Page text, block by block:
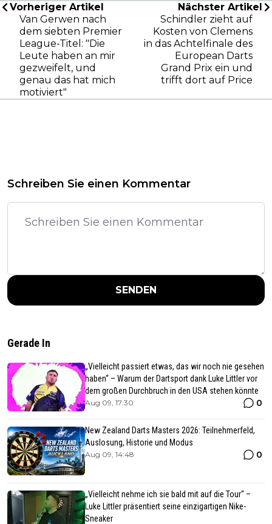
Vorheriger Artikel
Van Gerwen nach
dem siebten Premier
League-Titel: "Die
Leute haben an mir
gezweifelt, und
genau das hat mich
motiviert"
Nächster Artikel
Schindler zieht auf
Kosten von Clemens
in das Achtelfinale des
European Darts
Grand Prix ein und
trifft dort auf Price
Schreiben Sie einen Kommentar
SENDEN
Gerade In
„Vielleicht passiert etwas, das wir noch nie gesehen
haben“ – Warum der Dartsport dank Luke Littler vor
dem großen Durchbruch in den USA stehen könnte
Aug 09, 17:30 0
New Zealand Darts Masters 2026: Teilnehmerfeld,
Auslosung, Historie und Modus
Aug 09, 14:48 0
„Vielleicht nehme ich sie bald mit auf die Tour“ –
Luke Littler präsentiert seine einzigartigen Nike-
Sneaker